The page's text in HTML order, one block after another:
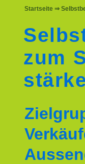
Startseite ⇒
zum